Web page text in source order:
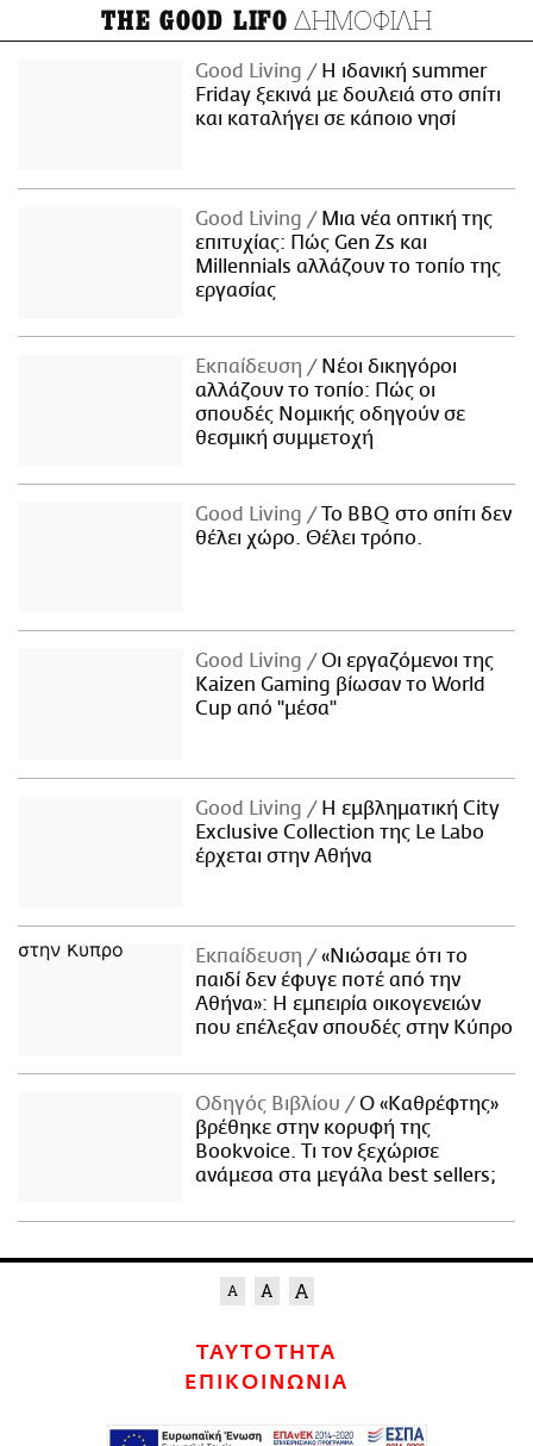
THE GOOD LIFO ΔΗΜΟΦΙΛΗ
Good Living
Η ιδανική summer
Friday ξεκινά με δουλειά στο σπίτι
και καταλήγει σε κάποιο νησί
Good Living
Μια νέα οπτική της
επιτυχίας: Πώς Gen Zs και
Millennials αλλάζουν το τοπίο της
εργασίας
Εκπαίδευση
Νέοι δικηγόροι
αλλάζουν το τοπίο: Πώς οι
σπουδές Νομικής οδηγούν σε
θεσμική συμμετοχή
Good Living
Το BBQ στο σπίτι δεν
θέλει χώρο. Θέλει τρόπο.
Good Living
Οι εργαζόμενοι της
Kaizen Gaming βίωσαν το World
Cup από "μέσα"
Good Living
Η εμβληματική City
Exclusive Collection της Le Labo
έρχεται στην Αθήνα
Εκπαίδευση
«Νιώσαμε ότι το
παιδί δεν έφυγε ποτέ από την
Αθήνα»: Η εμπειρία οικογενειών
που επέλεξαν σπουδές στην Κύπρο
Οδηγός Βιβλίου
Ο «Καθρέφτης»
βρέθηκε στην κορυφή της
Bookvoice. Τι τον ξεχώρισε
ανάμεσα στα μεγάλα best sellers;
ΤΑΥΤΟΤΗΤΑ
ΕΠΙΚΟΙΝΩΝΙΑ